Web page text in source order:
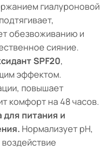
гиалуроновой
обезвоживанию и
сияние.
SPF20,
эффектом.
повышает
комфорт на 48 часов.
питания и
Нормализует pH,